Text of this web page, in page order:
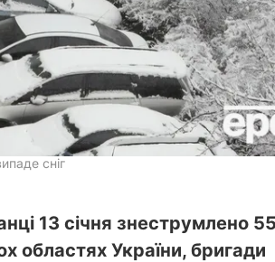
сніг
13 січня знеструмлено 55
областях України, бригади